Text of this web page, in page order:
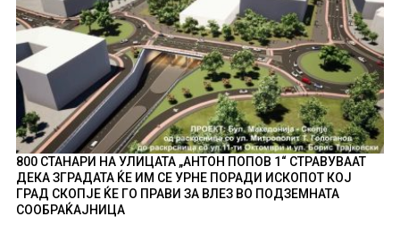
800 СТАНАРИ НА УЛИЦАТА „АНТОН ПОПОВ 1“ СТРАВУВААТ
ДЕКА ЗГРАДАТА ЌЕ ИМ СЕ УРНЕ ПОРАДИ ИСКОПОТ КОЈ
ГРАД СКОПЈЕ ЌЕ ГО ПРАВИ ЗА ВЛЕЗ ВО ПОДЗЕМНАТА
СООБРАЌАЈНИЦА